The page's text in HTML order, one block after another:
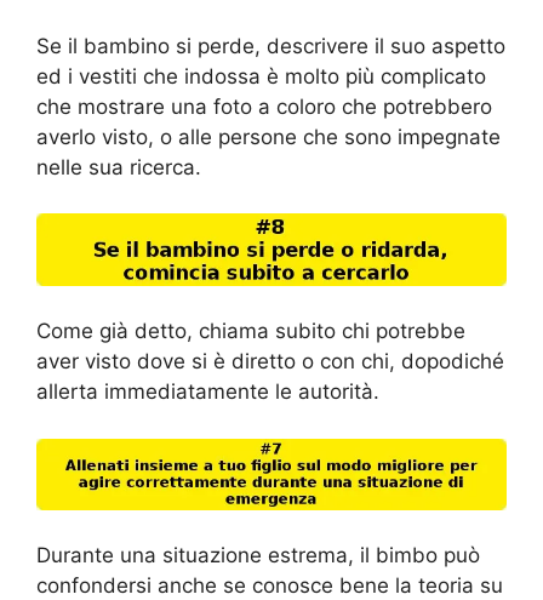
Se il bambino si perde, descrivere il suo aspetto
ed i vestiti che indossa è molto più complicato
che mostrare una foto a coloro che potrebbero
averlo visto, o alle persone che sono impegnate
nelle sua ricerca.
Come già detto, chiama subito chi potrebbe
aver visto dove si è diretto o con chi, dopodiché
allerta immediatamente le autorità.
Durante una situazione estrema, il bimbo può
confondersi anche se conosce bene la teoria su